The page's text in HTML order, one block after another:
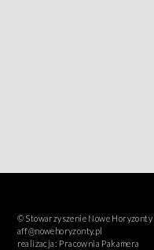
© Stowarzyszenie Nowe Horyzonty
aff@nowehoryzonty.pl
realizacja: Pracownia Pakamera